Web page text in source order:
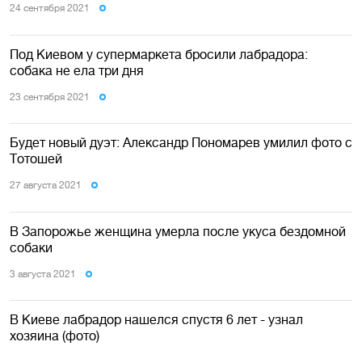
24 сентября 2021
Под Киевом у супермаркета бросили лабрадора:
собака не ела три дня
23 сентября 2021
Будет новый дуэт: Александр Пономарев умилил фото с
Тотошей
27 августа 2021
В Запорожье женщина умерла после укуса бездомной
собаки
3 августа 2021
В Киеве лабрадор нашелся спустя 6 лет - узнал
хозяина (фото)